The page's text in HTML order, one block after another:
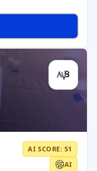
AI SCORE: 51
AI